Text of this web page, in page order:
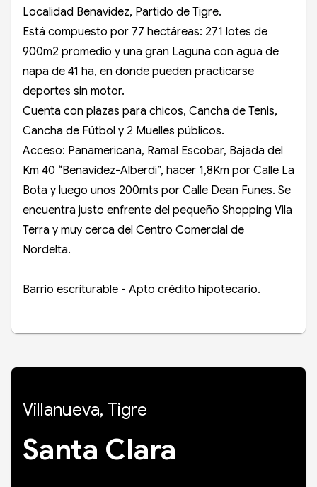
Localidad Benavidez, Partido de Tigre.
Está compuesto por 77 hectáreas: 271 lotes de
900m2 promedio y una gran Laguna con agua de
napa de 41 ha, en donde pueden practicarse
deportes sin motor.
Cuenta con plazas para chicos, Cancha de Tenis,
Cancha de Fútbol y 2 Muelles públicos.
Acceso: Panamericana, Ramal Escobar, Bajada del
Km 40 “Benavidez-Alberdi”, hacer 1,8Km por Calle La
Bota y luego unos 200mts por Calle Dean Funes. Se
encuentra justo enfrente del pequeño Shopping Vila
Terra y muy cerca del Centro Comercial de
Nordelta.
Barrio escriturable - Apto crédito hipotecario.
Villanueva, Tigre
Santa Clara